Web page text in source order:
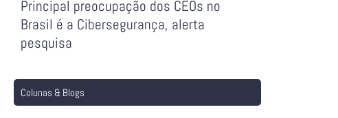
Principal preocupação dos CEOs no
Brasil é a Cibersegurança, alerta
pesquisa
Colunas & Blogs